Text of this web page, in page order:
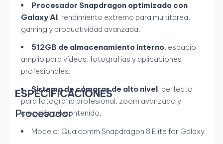
Procesador Snapdragon optimizado con
Galaxy AI, rendimiento extremo para multitarea,
gaming y productividad avanzada.
512GB de almacenamiento interno, espacio
amplio para vídeos, fotografías y aplicaciones
profesionales.
Sistema de cámaras de alto nivel, perfecto
para fotografía profesional, zoom avanzado y
creación de contenido.
ESPECIFICACIONES
Procesador
Modelo: Qualcomm Snapdragon 8 Elite for Galaxy